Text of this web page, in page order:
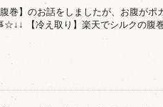
巻】のお話をしましたが、お腹がポ
【冷え取り】楽天でシルクの腹